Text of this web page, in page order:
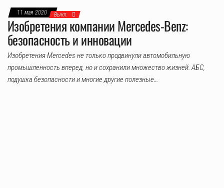
11 мая 2020 Выкл.
Изобретения компании Mercedes-Benz:
безопасность и инновации
Изобретения Mercedes не только продвинули автомобильную
промышленность вперед, но и сохранили множество жизней. АБС,
подушка безопасности и многие другие полезные…